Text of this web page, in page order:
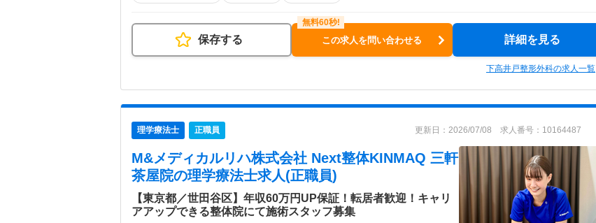
保存する この求人を問い合わせる 詳細を見る
下高井戸整形外科の求人一覧
理学療法士 正職員 更新日：2026/07/08 求人番号：10164487
M&メディカルリハ株式会社 Next整体KINMAQ 三軒
茶屋院の理学療法士求人(正職員)
【東京都／世田谷区】年収60万円UP保証！転居者歓迎！キャリ
アアップできる整体院にて施術スタッフ募集